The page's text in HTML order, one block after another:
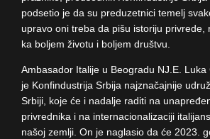
podsetio je da su preduzetnici temelj
upravo oni treba da pišu istoriju privrede,
ka boljem životu i boljem društvu.
Ambasador Italije u Beogradu NJ.E. Luka
je Konfindustrija Srbija najznačajnije
Srbiji, koje će i nadalje raditi na
privrednika i na internacionalizaciji
našoj zemlji. On je naglasio da će 2023.